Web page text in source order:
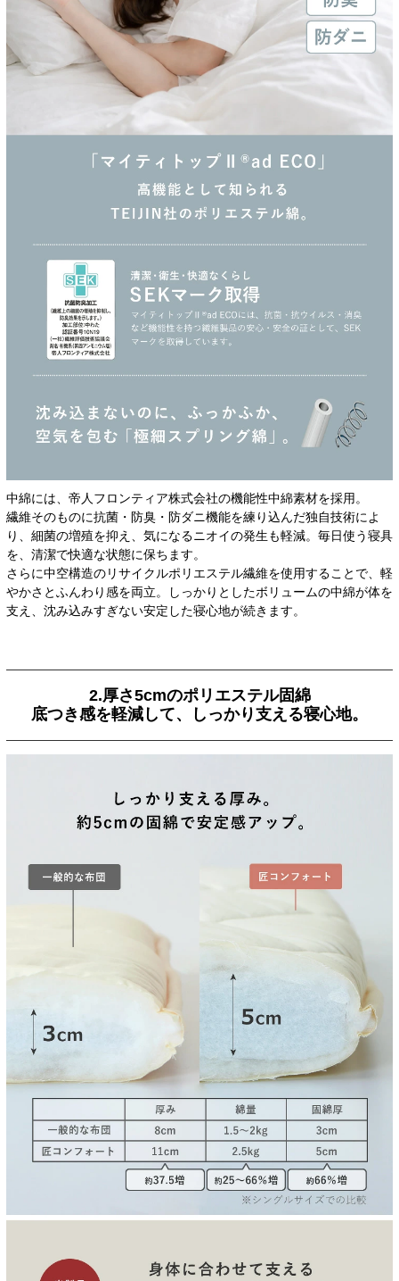
中綿には、帝人フロンティア株式会社の機能性中綿素材を採用。
繊維そのものに抗菌・防臭・防ダニ機能を練り込んだ独自技術によ
り、細菌の増殖を抑え、気になるニオイの発生も軽減。毎日使う寝具
を、清潔で快適な状態に保ちます。
さらに中空構造のリサイクルポリエステル繊維を使用することで、軽
やかさとふんわり感を両立。しっかりとしたボリュームの中綿が体を
支え、沈み込みすぎない安定した寝心地が続きます。
2.厚さ5cmのポリエステル固綿
底つき感を軽減して、しっかり支える寝心地。